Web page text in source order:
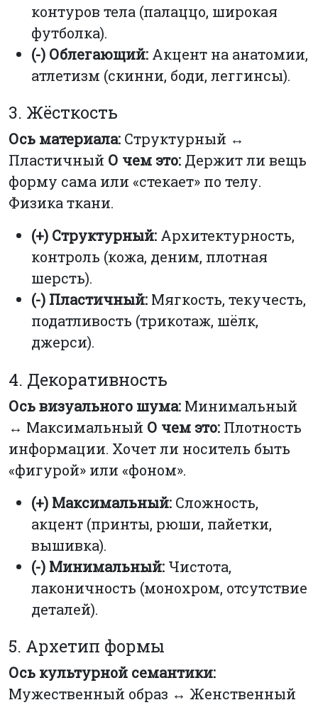
контуров тела (палаццо, широкая
футболка).
(-) Облегающий: Акцент на анатомии,
атлетизм (скинни, боди, леггинсы).
3. Жёсткость
Ось материала: Структурный ↔
Пластичный О чем это: Держит ли вещь
форму сама или «стекает» по телу.
Физика ткани.
(+) Структурный: Архитектурность,
контроль (кожа, деним, плотная
шерсть).
(-) Пластичный: Мягкость, текучесть,
податливость (трикотаж, шёлк,
джерси).
4. Декоративность
Ось визуального шума: Минимальный
↔ Максимальный О чем это: Плотность
информации. Хочет ли носитель быть
«фигурой» или «фоном».
(+) Максимальный: Сложность,
акцент (принты, рюши, пайетки,
вышивка).
(-) Минимальный: Чистота,
лаконичность (монохром, отсутствие
деталей).
5. Архетип формы
Ось культурной семантики:
Мужественный образ ↔ Женственный